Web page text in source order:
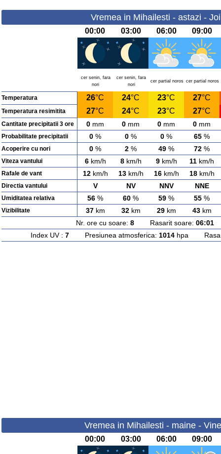
Vremea in Mihailesti - astazi -
00:00 03:00 06:00 09:00
cer senin, fara
nori
cer senin, fara
nori
cer partial noros cer partial noros
Temperatura 26°C 24°C 23°C 27°C
Temperatura resimitita 27°C 24°C 23°C 27°C
Cantitate precipitatii 3 ore 0 mm 0 mm 0 mm 0 mm
Probabilitate precipitatii 0 % 0 % 0 % 65 %
Acoperire cu nori 0 % 2 % 49 % 72 %
Viteza vantului 6km/h 8km/h 9km/h 11 km/h
Rafale de vant 12km/h 13km/h 16km/h 18km/h
Directia vantului V NV NNV NNE
Umiditatea relativa 56 % 60 % 59 % 55 %
Vizibilitate 37km 32km 29km 43km
Nr. ore cu soare: 8Rasarit soare: 06:01
Index UV : 7Presiunea atmosferica: 1014hpa
Vremea in Mihailesti - maine -
00:00 03:00 06:00 09:00